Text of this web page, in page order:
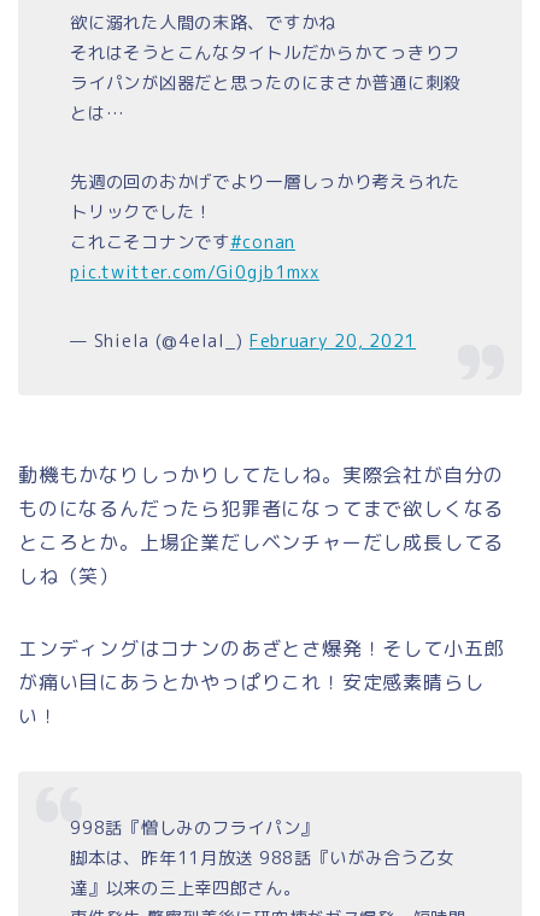
欲に溺れた人間の末路、ですかね
それはそうとこんなタイトルだからかてっきりフ
ライパンが凶器だと思ったのにまさか普通に刺殺
とは…
先週の回のおかげでより一層しっかり考えられた
トリックでした！
これこそコナンです#conan
pic.twitter.com/Gi0gjb1mxx
— Shiela (@4elal_) February 20, 2021
動機もかなりしっかりしてたしね。実際会社が自分の
ものになるんだったら犯罪者になってまで欲しくなる
ところとか。上場企業だしベンチャーだし成長してる
しね（笑）
エンディングはコナンのあざとさ爆発！そして小五郎
が痛い目にあうとかやっぱりこれ！安定感素晴らし
い！
998話『憎しみのフライパン』
脚本は、昨年11月放送 988話『いがみ合う乙女
達』以来の三上幸四郎さん。